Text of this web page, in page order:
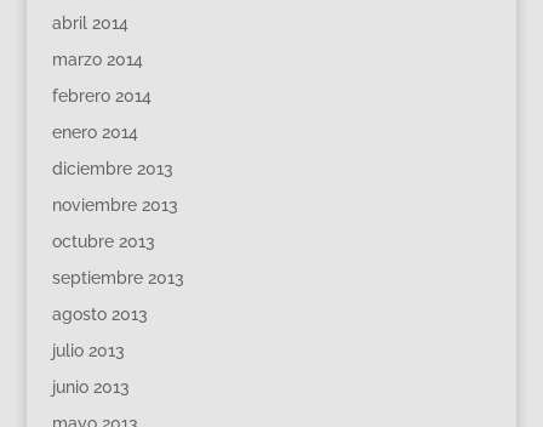
abril 2014
marzo 2014
febrero 2014
enero 2014
diciembre 2013
noviembre 2013
octubre 2013
septiembre 2013
agosto 2013
julio 2013
junio 2013